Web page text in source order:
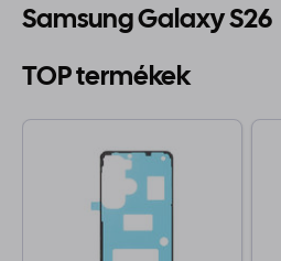
Samsung Galaxy S26
TOP termékek